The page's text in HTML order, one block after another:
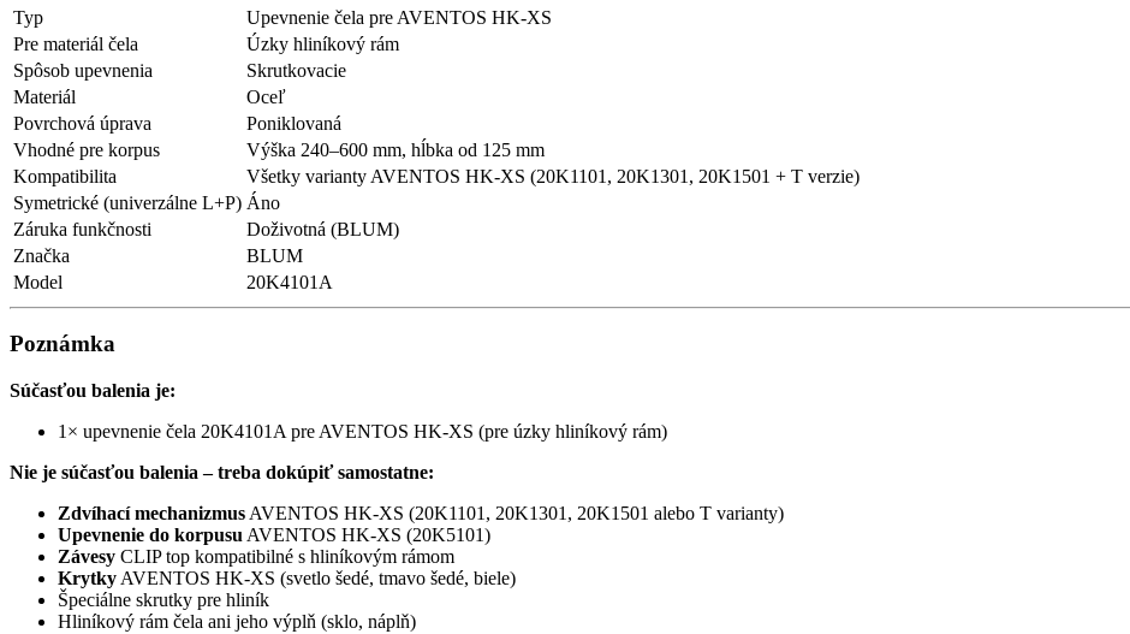
Typ
Upevnenie čela pre AVENTOS HK-XS
Pre materiál čela
Úzky hliníkový rám
Spôsob upevnenia
Skrutkovacie
Materiál
Oceľ
Povrchová úprava
Poniklovaná
Vhodné pre korpus
Výška 240–600 mm, hĺbka od 125 mm
Kompatibilita
Všetky varianty AVENTOS HK-XS (20K1101, 20K1301, 20K1501 + T verzie)
Symetrické (univerzálne L+P) Áno
Záruka funkčnosti
Doživotná (BLUM)
Značka
BLUM
Model
20K4101A
Poznámka
Súčasťou balenia je:
1× upevnenie čela 20K4101A pre AVENTOS HK-XS (pre úzky hliníkový rám)
Nie je súčasťou balenia – treba dokúpiť samostatne:
Zdvíhací mechanizmus AVENTOS HK-XS (20K1101, 20K1301, 20K1501 alebo T varianty)
Upevnenie do korpusu AVENTOS HK-XS (20K5101)
Závesy CLIP top kompatibilné s hliníkovým rámom
Krytky AVENTOS HK-XS (svetlo šedé, tmavo šedé, biele)
Špeciálne skrutky pre hliník
Hliníkový rám čela ani jeho výplň (sklo, náplň)